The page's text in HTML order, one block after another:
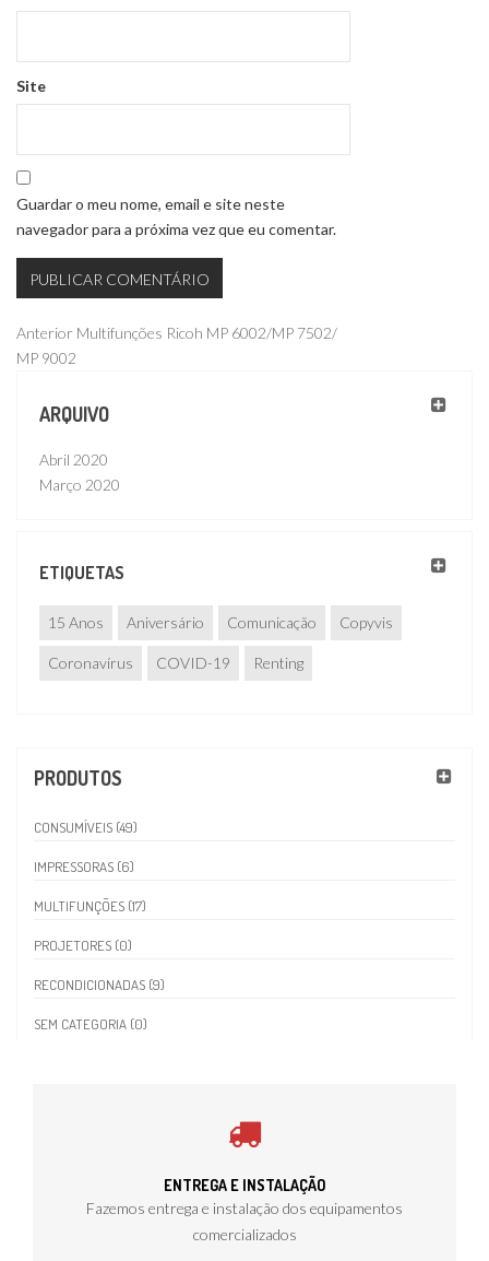
Site
Guardar o meu nome, email e site neste
navegador para a próxima vez que eu comentar.
Navegação
de
artigos
Publicação
anterior
Anterior Multifunções Ricoh MP 6002/MP 7502/
MP 9002
ARQUIVO
Abril 2020
Março 2020
ETIQUETAS
15 Anos Aniversário Comunicação Copyvis
Coronavírus COVID-19 Renting
PRODUTOS
CONSUMÍVEIS (49)
IMPRESSORAS (6)
MULTIFUNÇÕES (17)
PROJETORES (0)
RECONDICIONADAS (9)
SEM CATEGORIA (0)
ENTREGA E INSTALAÇÃO
Fazemos entrega e instalação dos equipamentos
comercializados